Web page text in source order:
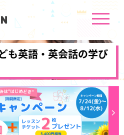
も英語・英会話の学び